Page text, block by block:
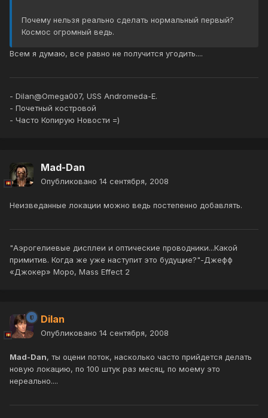
Почему нельзя реально сделать нормальный первый?
Космос огромный ведь.
Всем я думаю, все равно не получится угодить....
- Dilan@Omega007, USS Andromeda-E.
- Почетный костровой
- Часто Копирую Новости =)
Mad-Dan
Опубликовано 14 сентября, 2008
Неизведанные локации можно ведь постепенно добавлять.
"Аэрогелиевые дисплеи и оптические проводники...Какой
примитив. Когда же уже наступит это будущие?"-Джефф
«Джокер» Моро, Mass Effect 2
Dilan
Опубликовано 14 сентября, 2008
Mad-Dan, ты оцени поток, насколько часто прийдется делать
новую локацию, по 100 штук раз месяц, по моему это
нереально....